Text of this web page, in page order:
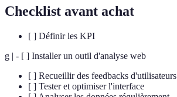
Checklist avant achat
[ ] Définir les KPI
g | - [ ] Installer un outil d'analyse web
[ ] Recueillir des feedbacks d'utilisateurs
[ ] Tester et optimiser l'interface